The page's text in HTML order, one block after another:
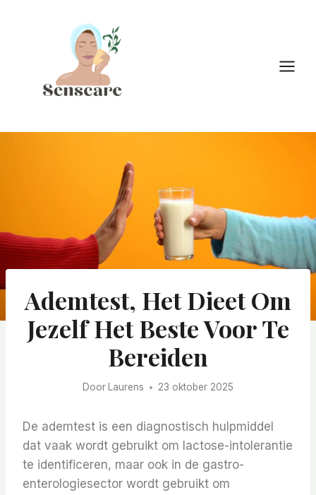
Ademtest, Het Dieet Om
Jezelf Het Beste Voor Te
Bereiden
Door Laurens 23 oktober 2025
De ademtest is een diagnostisch hulpmiddel
dat vaak wordt gebruikt om lactose-intolerantie
te identificeren, maar ook in de gastro-
enterologiesector wordt gebruikt om